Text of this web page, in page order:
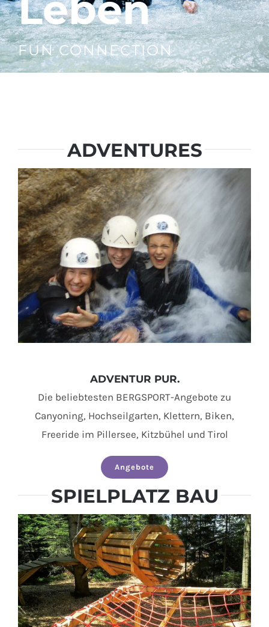
FUN CONNECTION
ADVENTURES
ADVENTUR PUR.
Die beliebtesten BERGSPORT-Angebote zu
Canyoning, Hochseilgarten, Klettern, Biken,
Freeride im Pillersee, Kitzbühel und Tirol
Angebote
SPIELPLATZ BAU